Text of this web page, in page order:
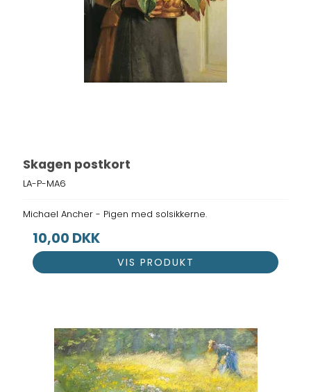
Skagen postkort
LA-P-MA6
Michael Ancher - Pigen med solsikkerne.
10,00 DKK
VIS PRODUKT